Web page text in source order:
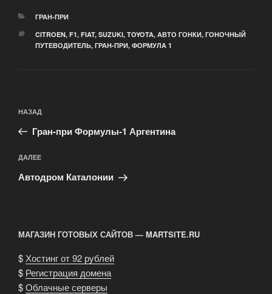
РУБРИКИ
ГРАН-ПРИ
МЕТКИ
CITROEN, F1, FIAT, SUZUKI, TOYOTA, АВТО ГОНКИ, ГОНОЧНЫЙ
ПУТЕВОДИТЕЛЬ, ГРАН-ПРИ, ФОРМУЛА 1
по
записям
Предыдущая
запись:
НАЗАД
Гран-при Формулы-1 Аргентина
Следующая
запись
ДАЛЕЕ
Автодром Каталонии
МАГАЗИН ГОТОВЫХ САЙТОВ — MARTSITE.RU
$ Хостинг от 92 рублей
$ Регистрация домена
$Облачные серверы